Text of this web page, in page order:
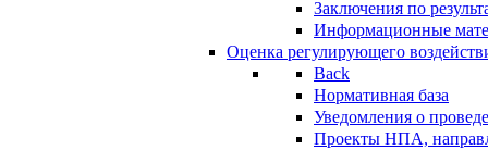
Заключения по
Информационные
Оценка регулирующего
Back
Нормативная база
Уведомления о
Проекты НПА,